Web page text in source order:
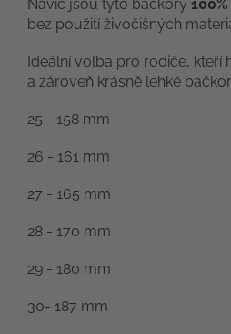
Navíc jsou tyto bačkory
bez použití živočišných
Ideální volba pro rodiče, kteří
a zároveň krásně lehké
25 - 158 mm
26 - 161 mm
27 - 165 mm
28 - 170 mm
29 - 180 mm
30- 187 mm